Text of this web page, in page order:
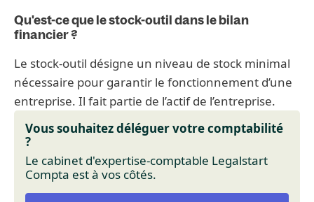
Qu'est-ce que le stock-outil dans le bilan
financier ?
Le stock-outil désigne un niveau de stock minimal
nécessaire pour garantir le fonctionnement d’une
entreprise. Il fait partie de l’actif de l’entreprise.
Vous souhaitez déléguer votre comptabilité
?
Le cabinet d'expertise-comptable Legalstart
Compta est à vos côtés.